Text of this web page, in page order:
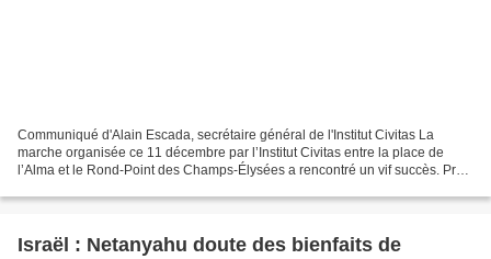
Communiqué d'Alain Escada, secrétaire général de l'Institut Civitas La
marche organisée ce 11 décembre par l’Institut Civitas entre la place de
l’Alma et le Rond-Point des Champs-Élysées a rencontré un vif succès. Près
Israël : Netanyahu doute des bienfaits de